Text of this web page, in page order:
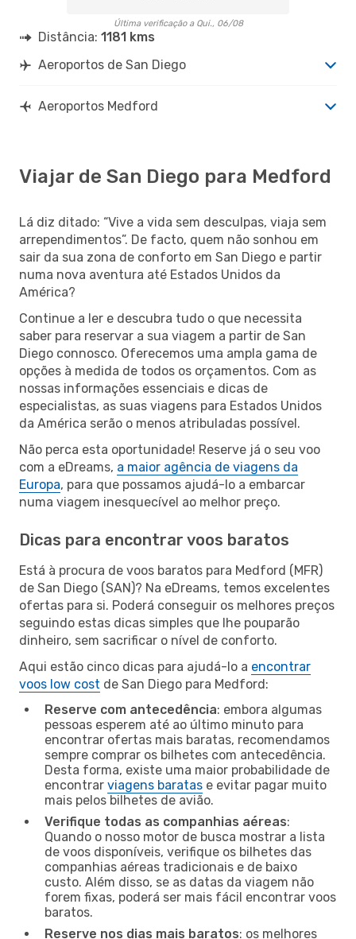
Última verificação a Qui., 06/08
Distância: 1181 kms
Aeroportos de San Diego
Aeroportos Medford
Viajar de San Diego para Medford
Lá diz ditado: “Vive a vida sem desculpas, viaja sem
arrependimentos”. De facto, quem não sonhou em
sair da sua zona de conforto em San Diego e partir
numa nova aventura até Estados Unidos da
América?
Continue a ler e descubra tudo o que necessita
saber para reservar a sua viagem a partir de San
Diego connosco. Oferecemos uma ampla gama de
opções à medida de todos os orçamentos. Com as
nossas informações essenciais e dicas de
especialistas, as suas viagens para Estados Unidos
da América serão o menos atribuladas possível.
Não perca esta oportunidade! Reserve já o seu voo
com a eDreams, a maior agência de viagens da
Europa, para que possamos ajudá-lo a embarcar
numa viagem inesquecível ao melhor preço.
Dicas para encontrar voos baratos
Está à procura de voos baratos para Medford (MFR)
de San Diego (SAN)? Na eDreams, temos excelentes
ofertas para si. Poderá conseguir os melhores preços
seguindo estas dicas simples que lhe pouparão
dinheiro, sem sacrificar o nível de conforto.
Aqui estão cinco dicas para ajudá-lo a encontrar
voos low cost de San Diego para Medford:
Reserve com antecedência: embora algumas
pessoas esperem até ao último minuto para
encontrar ofertas mais baratas, recomendamos
sempre comprar os bilhetes com antecedência.
Desta forma, existe uma maior probabilidade de
encontrar viagens baratas e evitar pagar muito
mais pelos bilhetes de avião.
Verifique todas as companhias aéreas:
Quando o nosso motor de busca mostrar a lista
de voos disponíveis, verifique os bilhetes das
companhias aéreas tradicionais e de baixo
custo. Além disso, se as datas da viagem não
forem fixas, poderá ser mais fácil encontrar voos
baratos.
Reserve nos dias mais baratos: os melhores